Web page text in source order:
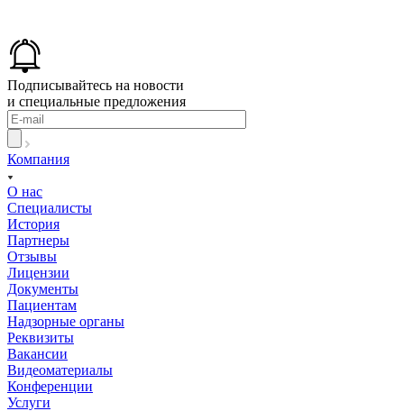
Подписывайтесь на новости
и специальные предложения
Компания
О нас
Специалисты
История
Партнеры
Отзывы
Лицензии
Документы
Пациентам
Надзорные органы
Реквизиты
Вакансии
Видеоматериалы
Конференции
Услуги